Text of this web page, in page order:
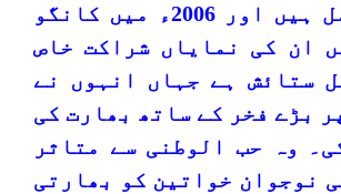
پوسٹنگ شامل ہیں اور 2006ء میں کانگو
ان کی نمایاں شراکت خاص
ستائش ہے جہاں انہوں نے
بڑے فخر کے ساتھ بھارت کی
وہ حب الوطنی سے متاثر
نوجوان خواتین کو بھارتی